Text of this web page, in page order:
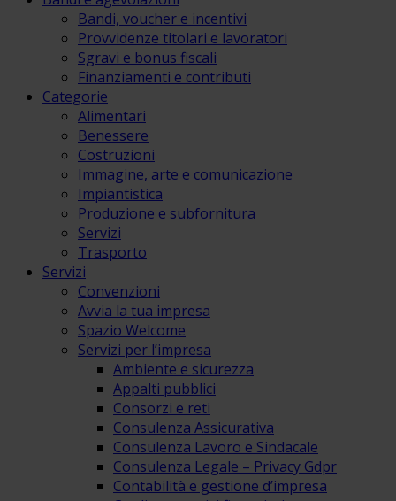
Bandi, voucher e incentivi
Provvidenze titolari e lavoratori
Sgravi e bonus fiscali
Finanziamenti e contributi
Categorie
Alimentari
Benessere
Costruzioni
Immagine, arte e comunicazione
Impiantistica
Produzione e subfornitura
Servizi
Trasporto
Servizi
Convenzioni
Avvia la tua impresa
Spazio Welcome
Servizi per l’impresa
Ambiente e sicurezza
Appalti pubblici
Consorzi e reti
Consulenza Assicurativa
Consulenza Lavoro e Sindacale
Consulenza Legale – Privacy Gdpr
Contabilità e gestione d’impresa